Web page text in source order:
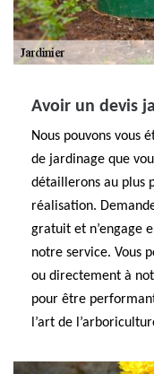
Avoir un devis
Nous pouvons vous
de jardinage que
détaillerons au plus
réalisation.
gratuit et n’engage
notre service. Vous
ou directement à
pour être
l’art de